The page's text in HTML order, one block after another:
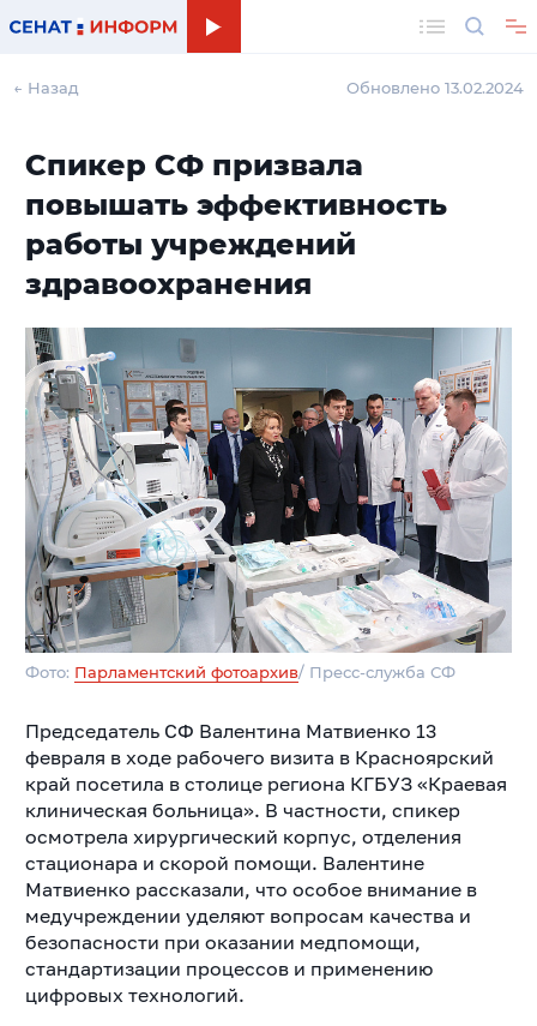
← Назад Обновлено 13.02.2024
Спикер СФ призвала
повышать эффективность
работы учреждений
здравоохранения
Фото: Парламентский фотоархив/ Пресс-служба СФ
Председатель СФ Валентина Матвиенко 13
февраля в ходе рабочего визита в Красноярский
край посетила в столице региона КГБУЗ «Краевая
клиническая больница». В частности, спикер
осмотрела хирургический корпус, отделения
стационара и скорой помощи. Валентине
Матвиенко рассказали, что особое внимание в
медучреждении уделяют вопросам качества и
безопасности при оказании медпомощи,
стандартизации процессов и применению
цифровых технологий.